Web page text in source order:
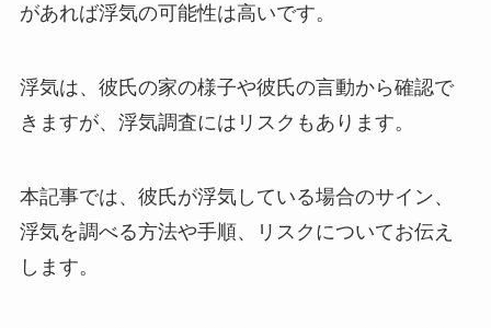
があれば浮気の可能性は高いです。
浮気は、彼氏の家の様子や彼氏の言動から確認で
きますが、浮気調査にはリスクもあります。
本記事では、彼氏が浮気している場合のサイン、
浮気を調べる方法や手順、リスクについてお伝え
します。